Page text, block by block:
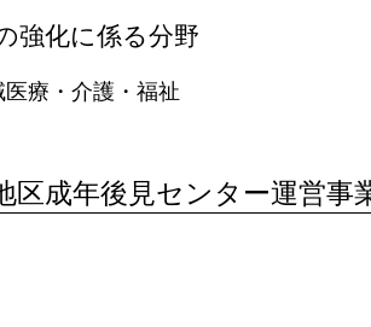
強化に係る分野
療・介護・福祉
区成年後見センター運営事